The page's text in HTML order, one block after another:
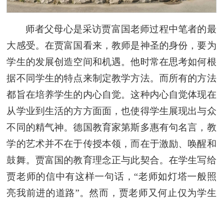
师者父母心是采访贾富国老师过程中笔者的最
大感受。在贾富国看来，教师是神圣的身份，要为
学生的发展创造空间和机遇。他时常在思考如何根
据不同学生的特点来制定教学方法。而所有的方法
都旨在培养学生的内心自觉。这种内心自觉体现在
从学业到生活的方方面面，也使得学生展现出与众
不同的精气神。德国教育家第斯多惠有句名言，教
学的艺术并不在于传授本领，而在于激励、唤醒和
鼓舞。贾富国的教育理念正与此契合。在学生写给
贾老师的信中有这样一句话，“老师如灯塔一般照
亮我前进的道路”。然而，贾老师又何止仅为学生